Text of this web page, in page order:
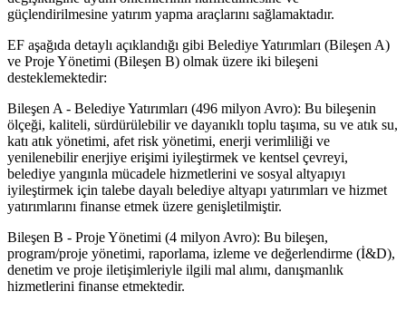
güçlendirilmesine yatırım yapma araçlarını sağlamaktadır.
EF aşağıda detaylı açıklandığı gibi Belediye Yatırımları (Bileşen A)
ve Proje Yönetimi (Bileşen B) olmak üzere iki bileşeni
desteklemektedir:
Bileşen A - Belediye Yatırımları (496 milyon Avro): Bu bileşenin
ölçeği, kaliteli, sürdürülebilir ve dayanıklı toplu taşıma, su ve atık su,
katı atık yönetimi, afet risk yönetimi, enerji verimliliği ve
yenilenebilir enerjiye erişimi iyileştirmek ve kentsel çevreyi,
belediye yangınla mücadele hizmetlerini ve sosyal altyapıyı
iyileştirmek için talebe dayalı belediye altyapı yatırımları ve hizmet
yatırımlarını finanse etmek üzere genişletilmiştir.
Bileşen B - Proje Yönetimi (4 milyon Avro): Bu bileşen,
program/proje yönetimi, raporlama, izleme ve değerlendirme (İ&D),
denetim ve proje iletişimleriyle ilgili mal alımı, danışmanlık
hizmetlerini finanse etmektedir.